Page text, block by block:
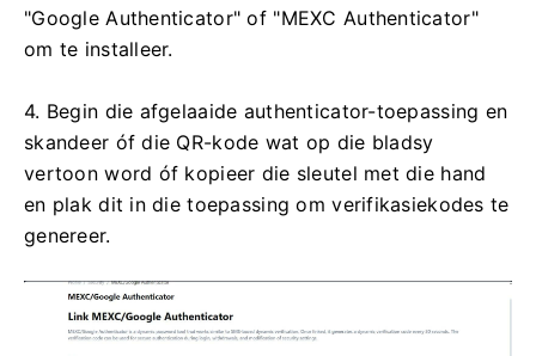
"Google Authenticator" of "MEXC Authenticator"
om te installeer.
4. Begin die afgelaaide authenticator-toepassing en
skandeer óf die QR-kode wat op die bladsy
vertoon word óf kopieer die sleutel met die hand
en plak dit in die toepassing om verifikasiekodes te
genereer.